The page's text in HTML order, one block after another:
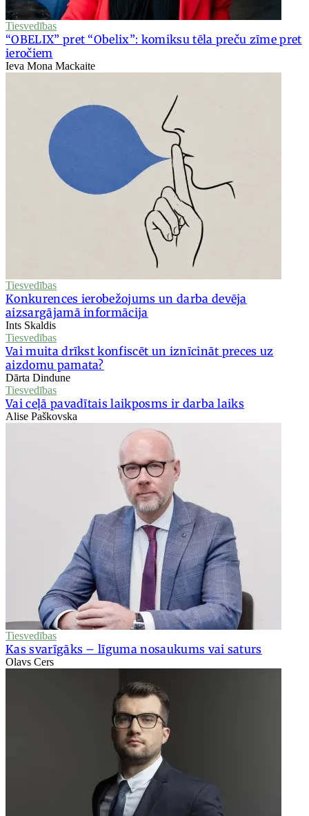
Tiesvedības
“OBELIX” pret “Obelix”: komiksu tēla preču zīme pret
ieročiem
Ieva Mona Mackaite
Tiesvedības
Konkurences ierobežojums un darba devēja
aizsargājamā informācija
Ints Skaldis
Tiesvedības
Vai muita drīkst konfiscēt un iznīcināt preces uz
aizdomu pamata?
Dārta Dindune
Tiesvedības
Vai ceļā pavadītais laikposms ir darba laiks
Alise Paškovska
Tiesvedības
Kas svarīgāks – līguma nosaukums vai saturs
Olavs Cers